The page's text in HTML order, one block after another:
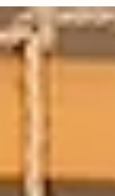
dabei und freuen
gemeinsame Yoga-
ganz besondere,
Atmosphäre im
Gastgeberin,